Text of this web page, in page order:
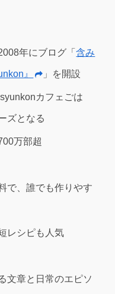
年にブログ「含み
』 」を開設
カフェごは
ズとなる
万部超
で、誰でも作りやす
レシピも人気
文章と日常のエピソ